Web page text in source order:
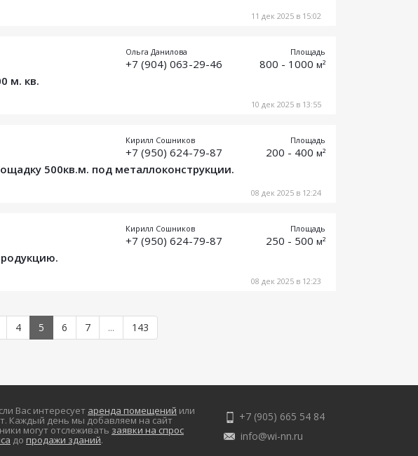
11 дек 2025 в 15:02
м. кв.
Ольга Данилова
+7 (904) 063-29-46
Площадь
800 - 1000 м²
10 дек 2025 в 13:55
500кв.м. под металлоконструкции.
Кирилл Сошников
+7 (950) 624-79-87
Площадь
200 - 400 м²
08 дек 2025 в 12:24
Кирилл Сошников
+7 (950) 624-79-87
Площадь
250 - 500 м²
08 дек 2025 в 12:23
4 5 6 7 ... 143
Вас интересует аренда помещений или
Каждый день мы добавляем на сайт
могут отслеживать заявки на спрос
до продажи зданий.
+7 (905) 665 54 84
info@wi-nn.ru